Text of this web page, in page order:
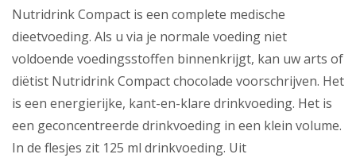
Nutridrink Compact is een complete medische
dieetvoeding. Als u via je normale voeding niet
voldoende voedingsstoffen binnenkrijgt, kan uw arts of
diëtist Nutridrink Compact chocolade voorschrijven. Het
is een energierijke, kant-en-klare drinkvoeding. Het is
een geconcentreerde drinkvoeding in een klein volume.
In de flesjes zit 125 ml drinkvoeding. Uit